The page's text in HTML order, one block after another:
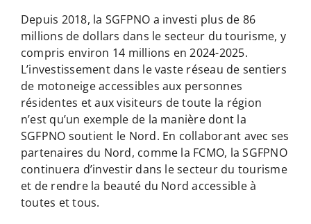
Depuis 2018, la SGFPNO a investi plus de 86
millions de dollars dans le secteur du tourisme, y
compris environ 14 millions en 2024-2025.
L’investissement dans le vaste réseau de sentiers
de motoneige accessibles aux personnes
résidentes et aux visiteurs de toute la région
n’est qu’un exemple de la manière dont la
SGFPNO soutient le Nord. En collaborant avec ses
partenaires du Nord, comme la FCMO, la SGFPNO
continuera d’investir dans le secteur du tourisme
et de rendre la beauté du Nord accessible à
toutes et tous.